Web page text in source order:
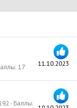
11.10.2023
17
Баллы